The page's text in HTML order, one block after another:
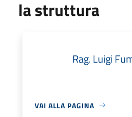
la struttura
Rag. Luigi
VAI ALLA PAGINA